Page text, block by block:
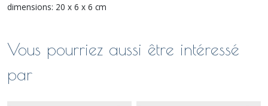
dimensions: 20 x 6 x 6 cm
Vous pourriez aussi être intéressé
par